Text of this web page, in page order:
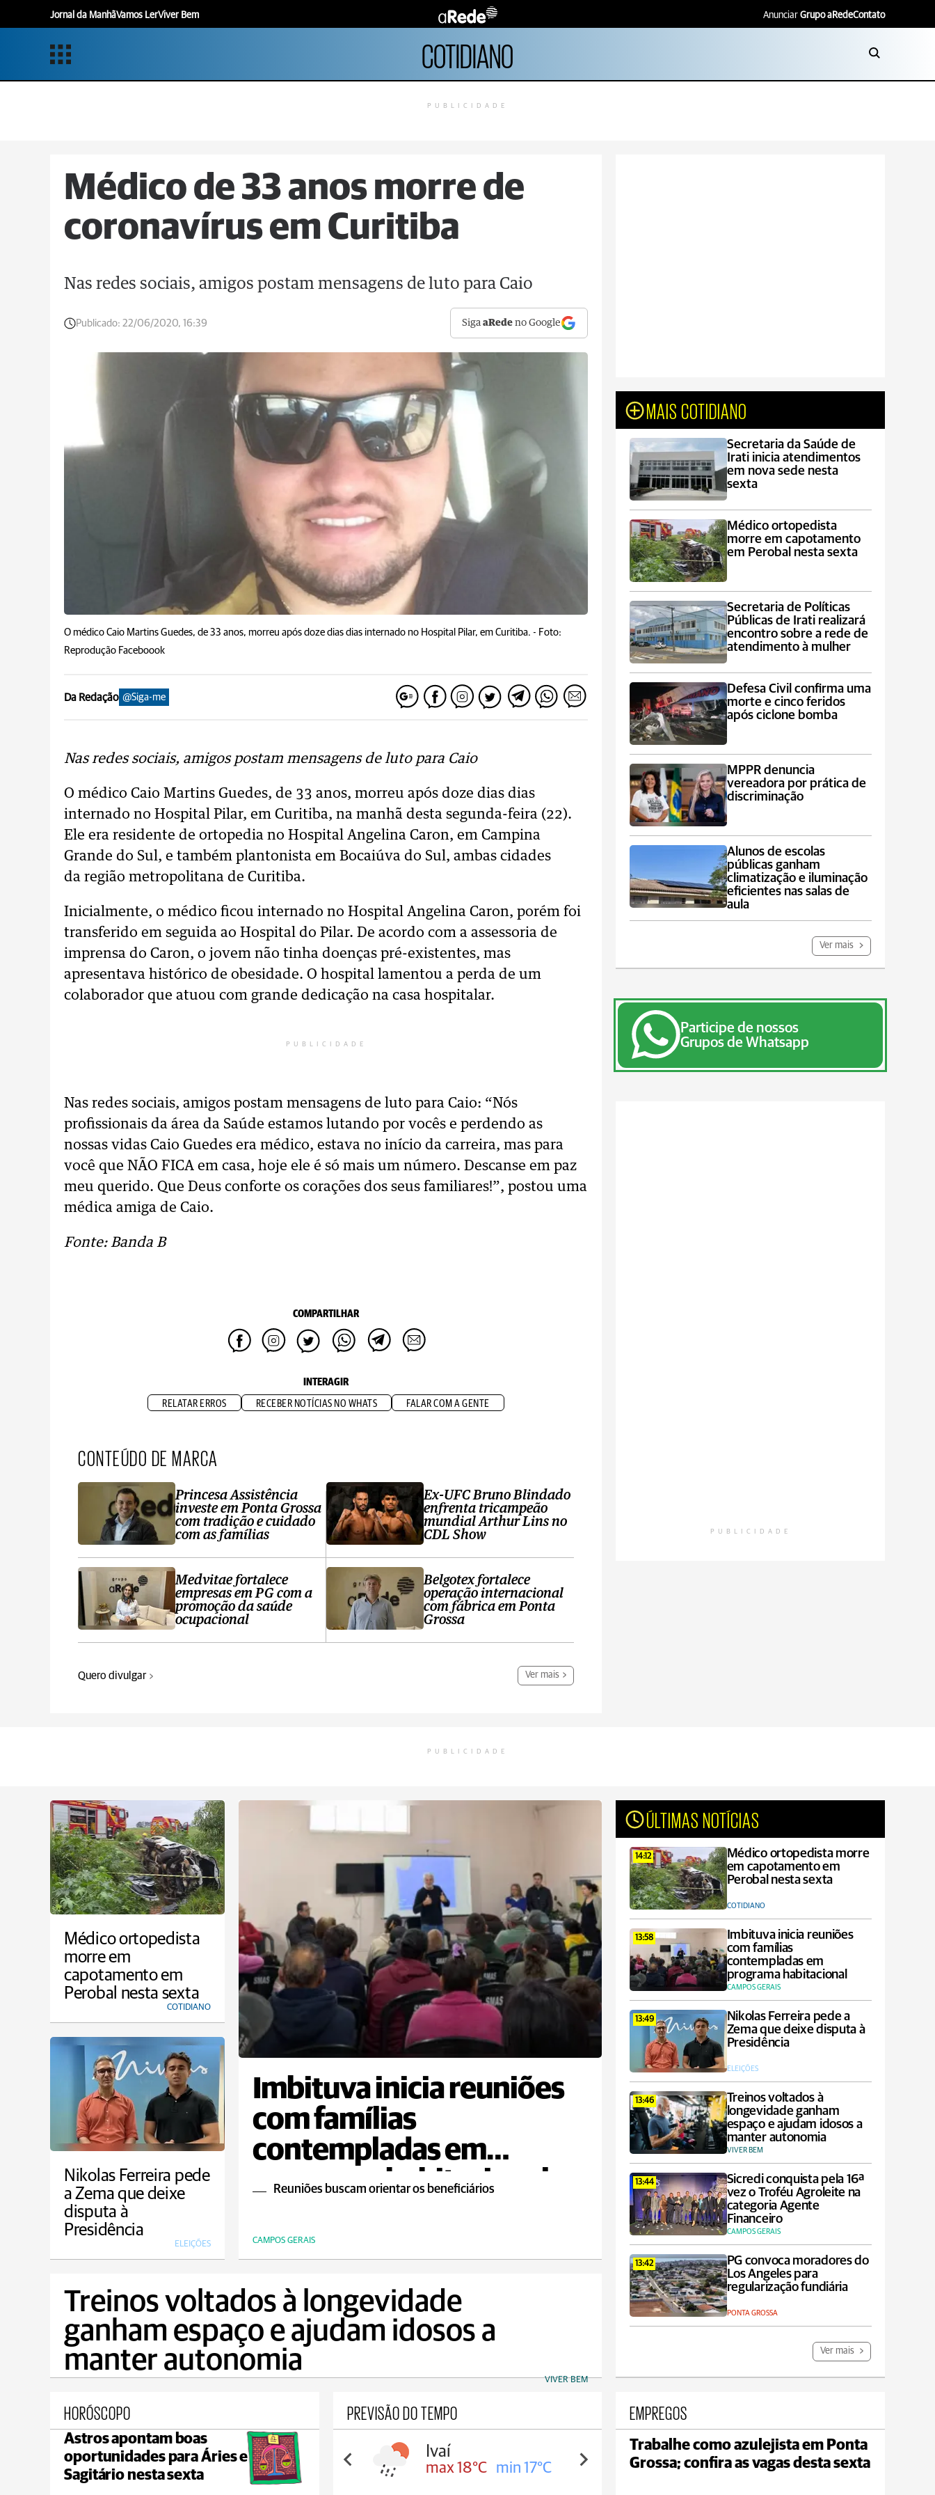
Jornal da ManhãVamos LerViver Bem Anunciar Grupo aRedeContato
COTIDIANO
PUBLICIDADE
Médico de 33 anos morre de
coronavírus em Curitiba
Nas redes sociais, amigos postam mensagens de luto para Caio
Publicado: 22/06/2020, 16:39 SigaaRede no Google
O médico Caio Martins Guedes, de 33 anos, morreu após doze dias dias internado no Hospital Pilar, em Curitiba. - Foto:
Reprodução Faceboook
Da Redação @Siga-me
Nas redes sociais, amigos postam mensagens de luto para Caio
O médico Caio Martins Guedes, de 33 anos, morreu após doze dias dias
internado no Hospital Pilar, em Curitiba, na manhã desta segunda-feira (22).
Ele era residente de ortopedia no Hospital Angelina Caron, em Campina
Grande do Sul, e também plantonista em Bocaiúva do Sul, ambas cidades
da região metropolitana de Curitiba.
Inicialmente, o médico ficou internado no Hospital Angelina Caron, porém foi
transferido em seguida ao Hospital do Pilar. De acordo com a assessoria de
imprensa do Caron, o jovem não tinha doenças pré-existentes, mas
apresentava histórico de obesidade. O hospital lamentou a perda de um
colaborador que atuou com grande dedicação na casa hospitalar.
PUBLICIDADE
Nas redes sociais, amigos postam mensagens de luto para Caio: “Nós
profissionais da área da Saúde estamos lutando por vocês e perdendo as
nossas vidas Caio Guedes era médico, estava no início da carreira, mas para
você que NÃO FICA em casa, hoje ele é só mais um número. Descanse em paz
meu querido. Que Deus conforte os corações dos seus familiares!”, postou uma
médica amiga de Caio.
Fonte: Banda B
COMPARTILHAR
INTERAGIR
RELATAR ERROS RECEBER NOTÍCIAS NO WHATS FALAR COM A GENTE
CONTEÚDO DE MARCA
Princesa Assistência
investe em Ponta Grossa
com tradição e cuidado
com as famílias
Medvitae fortalece
empresas em PG com a
promoção da saúde
ocupacional
Ex-UFC Bruno Blindado
enfrenta tricampeão
mundial Arthur Lins no
CDL Show
Belgotex fortalece
operação internacional
com fábrica em Ponta
Grossa
Quero divulgar Ver mais
MAIS COTIDIANO
Secretaria da Saúde de
Irati inicia atendimentos
em nova sede nesta
sexta
Médico ortopedista
morre em capotamento
em Perobal nesta sexta
Secretaria de Políticas
Públicas de Irati realizará
encontro sobre a rede de
atendimento à mulher
Defesa Civil confirma uma
morte e cinco feridos
após ciclone bomba
MPPR denuncia
vereadora por prática de
discriminação
Alunos de escolas
públicas ganham
climatização e iluminação
eficientes nas salas de
aula
Ver mais
Participe de nossos
Grupos de Whatsapp
PUBLICIDADE
PUBLICIDADE
Médico ortopedista
morre em
capotamento em
Perobal nesta sexta
COTIDIANO
Imbituva inicia reuniões
com famílias
contempladas em
programa habitacional
Reuniões buscam orientar os beneficiários
CAMPOS GERAIS
ÚLTIMAS NOTÍCIAS
14:12
Médico ortopedista morre
em capotamento em
Perobal nesta sexta
COTIDIANO
13:58
Imbituva inicia reuniões
com famílias
contempladas em
programa habitacional
CAMPOS GERAIS
13:49
Nikolas Ferreira pede a
Zema que deixe disputa à
Presidência
ELEIÇÕES
13:46
Treinos voltados à
longevidade ganham
espaço e ajudam idosos a
manter autonomia
VIVER BEM
13:44
Sicredi conquista pela 16ª
vez o Troféu Agroleite na
categoria Agente
Financeiro
CAMPOS GERAIS
13:42
PG convoca moradores do
Los Angeles para
regularização fundiária
PONTA GROSSA
Ver mais
Nikolas Ferreira pede
a Zema que deixe
disputa à
Presidência
ELEIÇÕES
Treinos voltados à longevidade
ganham espaço e ajudam idosos a
manter autonomia
VIVER BEM
HORÓSCOPO
Astros apontam boas
oportunidades para Áries e
Sagitário nesta sexta
PREVISÃO DO TEMPO
Prudentópolis
max 17°C min 16°C
Ivaí
max 18°C min 17°C
EMPREGOS
Trabalhe como azulejista em Ponta
Grossa; confira as vagas desta sexta